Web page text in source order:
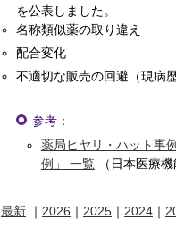
を公表しました。
名称類似薬の取り違え
配合変化
不適切な販売の回避（現病歴
参考：
薬局ヒヤリ・ハット事
例」 一覧
（日本医療
最新 ｜ 2026 ｜ 2025 ｜ 2024 ｜